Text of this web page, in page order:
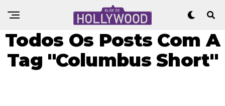
Todos Os Posts Com A
Tag "Columbus Short"